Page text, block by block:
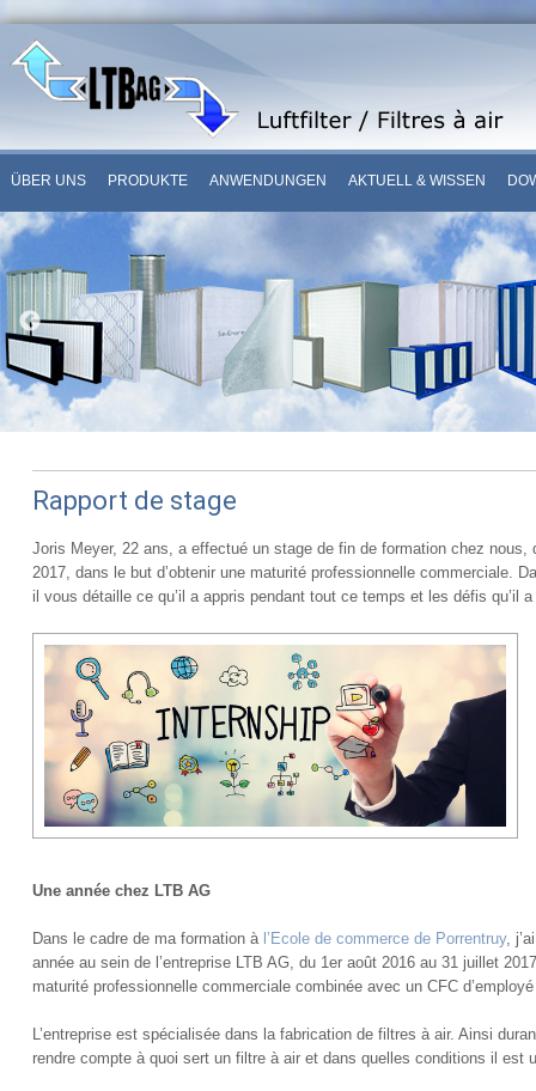
ÜBER UNS PRODUKTE ANWENDUNGEN AKTUELL & WISSEN
Rapport de stage
Joris Meyer, 22 ans, a effectué un stage de fin de formation chez nous,
2017, dans le but d’obtenir une maturité professionnelle commerciale.
il vous détaille ce qu’il a appris pendant tout ce temps et les défis qu’il
Une année chez LTB AG
Dans le cadre de ma formation à l’Ecole de commerce de Porrentruy,
année au sein de l’entreprise LTB AG, du 1er août 2016 au 31 juillet
maturité professionnelle commerciale combinée avec un CFC
L’entreprise est spécialisée dans la fabrication de filtres à air. Ainsi
rendre compte à quoi sert un filtre à air et dans quelles conditions il est